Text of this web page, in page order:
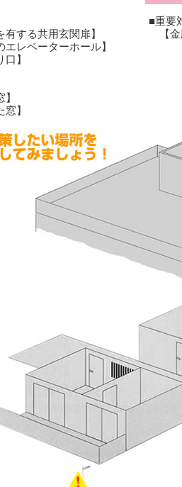
する共用玄関扉】
レベーターホール】
】
】
■重要
【金